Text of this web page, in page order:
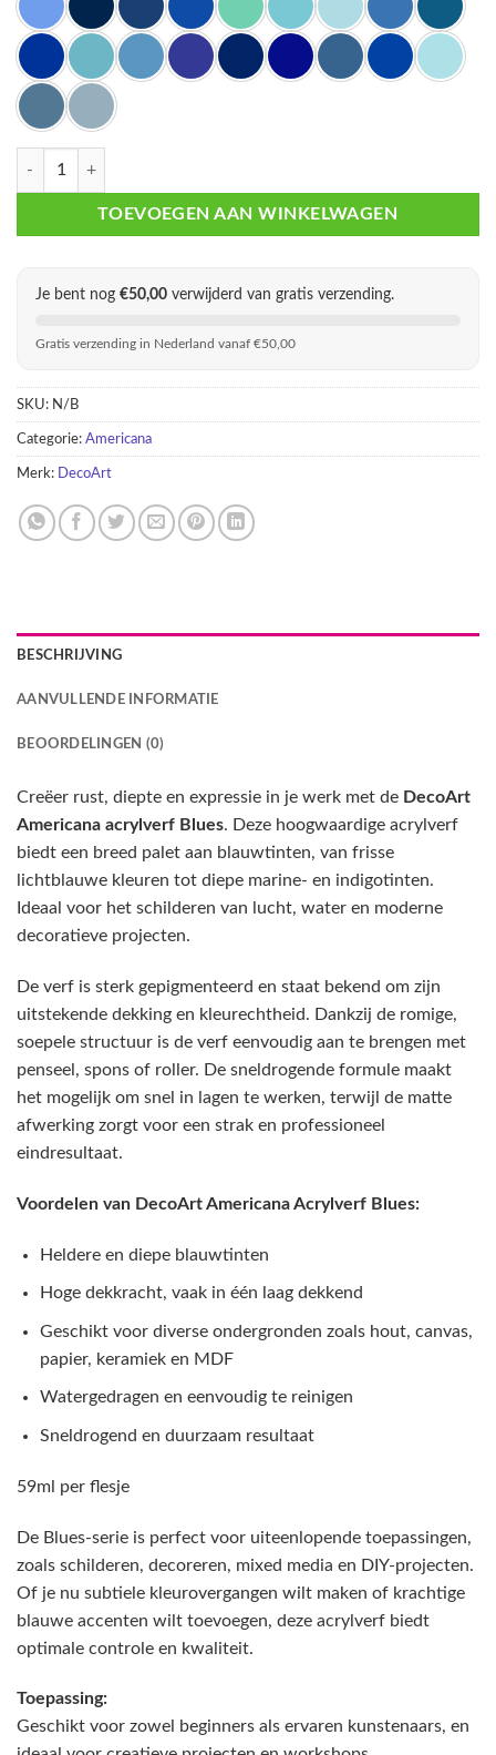
DecoArt Americana Acrylverf Blues aantal
TOEVOEGEN AAN WINKELWAGEN
Je bent nog €50,00 verwijderd van gratis verzending.
Gratis verzending in Nederland vanaf €50,00
SKU: N/B
Categorie: Americana
Merk: DecoArt
BESCHRIJVING
AANVULLENDE INFORMATIE
BEOORDELINGEN (0)
Creëer rust, diepte en expressie in je werk met de DecoArt
Americana acrylverf Blues. Deze hoogwaardige acrylverf
biedt een breed palet aan blauwtinten, van frisse
lichtblauwe kleuren tot diepe marine- en indigotinten.
Ideaal voor het schilderen van lucht, water en moderne
decoratieve projecten.
De verf is sterk gepigmenteerd en staat bekend om zijn
uitstekende dekking en kleurechtheid. Dankzij de romige,
soepele structuur is de verf eenvoudig aan te brengen met
penseel, spons of roller. De sneldrogende formule maakt
het mogelijk om snel in lagen te werken, terwijl de matte
afwerking zorgt voor een strak en professioneel
eindresultaat.
Voordelen van DecoArt Americana Acrylverf Blues:
Heldere en diepe blauwtinten
Hoge dekkracht, vaak in één laag dekkend
Geschikt voor diverse ondergronden zoals hout, canvas,
papier, keramiek en MDF
Watergedragen en eenvoudig te reinigen
Sneldrogend en duurzaam resultaat
59ml per flesje
De Blues-serie is perfect voor uiteenlopende toepassingen,
zoals schilderen, decoreren, mixed media en DIY-projecten.
Of je nu subtiele kleurovergangen wilt maken of krachtige
blauwe accenten wilt toevoegen, deze acrylverf biedt
optimale controle en kwaliteit.
Toepassing:
Geschikt voor zowel beginners als ervaren kunstenaars, en